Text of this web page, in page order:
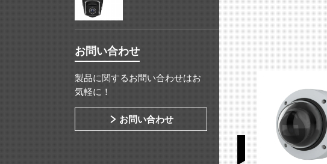
お問い合わせ
製品に関するお問い合わせはお
気軽に！
お問い合わせ